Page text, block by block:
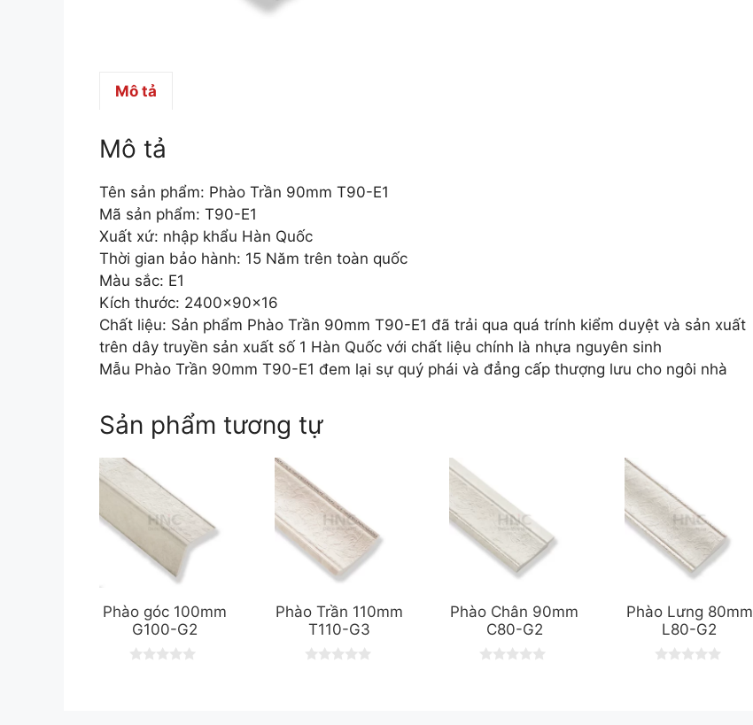
Mô tả
Mô tả
Tên sản phẩm: Phào Trần 90mm T90-E1
Mã sản phẩm: T90-E1
Xuất xứ: nhập khẩu Hàn Quốc
Thời gian bảo hành: 15 Năm trên toàn quốc
Màu sắc: E1
Kích thước: 2400x90x16
Chất liệu: Sản phẩm Phào Trần 90mm T90-E1 đã trải qua quá trính kiểm duyệt và sản xuất
trên dây truyền sản xuất số 1 Hàn Quốc với chất liệu chính là nhựa nguyên sinh
Mẫu Phào Trần 90mm T90-E1 đem lại sự quý phái và đẳng cấp thượng lưu cho ngôi nhà
Sản phẩm tương tự
Phào góc 100mm
G100-G2
Phào Trần 110mm
T110-G3
Phào Chân 90mm
C80-G2
Phào Lưng 80mm
L80-G2